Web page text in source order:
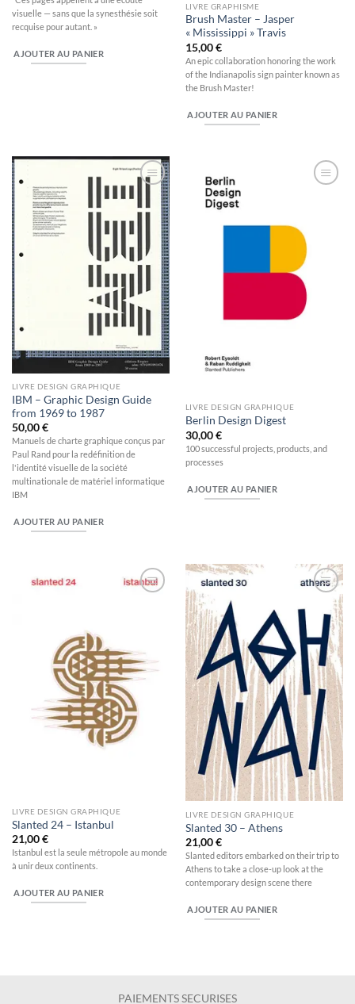
visuelle — sans que la synesthésie soit
recquise pour autant. »
AJOUTER AU PANIER
LIVRE GRAPHISME
Brush Master – Jasper
« Mississippi » Travis
15,00€
An epic collaboration honoring the work
of the Indianapolis sign painter known as
the Brush Master!
AJOUTER AU PANIER
Ajouter
à la
wishlist
LIVRE DESIGN GRAPHIQUE
IBM – Graphic Design Guide
from 1969 to 1987
50,00€
Manuels de charte graphique conçus par
Paul Rand pour la redéfinition de
l'identité visuelle de la société
multinationale de matériel informatique
IBM
AJOUTER AU PANIER
LIVRE DESIGN GRAPHIQUE
Berlin Design Digest
30,00€
100 successful projects, products, and
processes
AJOUTER AU PANIER
LIVRE DESIGN GRAPHIQUE
Slanted 24 – Istanbul
21,00€
Istanbul est la seule métropole au monde
à unir deux continents.
AJOUTER AU PANIER
Ajouter
à la
wishlist
LIVRE DESIGN GRAPHIQUE
Slanted 30 – Athens
21,00€
Slanted editors embarked on their trip to
Athens to take a close-up look at the
contemporary design scene there
AJOUTER AU PANIER
PAIEMENTS SECURISES